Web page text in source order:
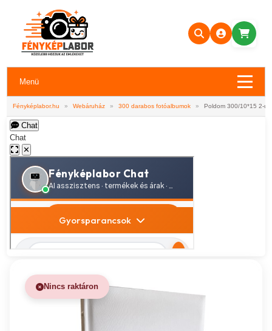
Menü
Fényképlabor.hu » Webáruház » 300 darabos fotóalbumok » Poldom 300/10*15 2-
Chat
Chat
✕
Nincs raktáron